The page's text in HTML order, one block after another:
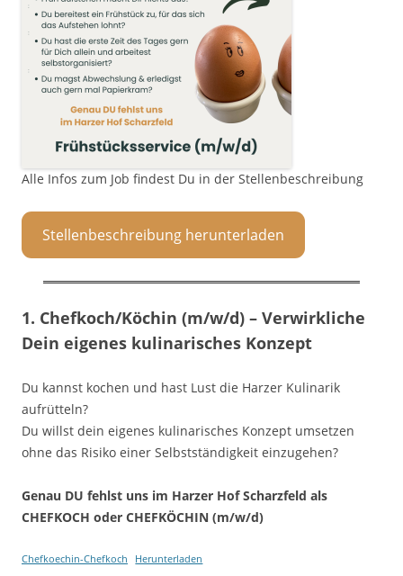
Alle Infos zum Job findest Du in der Stellenbeschreibung
Stellenbeschreibung herunterladen
1. Chefkoch/Köchin (m/w/d) – Verwirkliche
Dein eigenes kulinarisches Konzept
Du kannst kochen und hast Lust die Harzer Kulinarik
aufrütteln?
Du willst dein eigenes kulinarisches Konzept umsetzen
ohne das Risiko einer Selbstständigkeit einzugehen?
Genau DU fehlst uns im Harzer Hof Scharzfeld als
CHEFKOCH oder CHEFKÖCHIN (m/w/d)
Chefkoechin-Chefkoch Herunterladen